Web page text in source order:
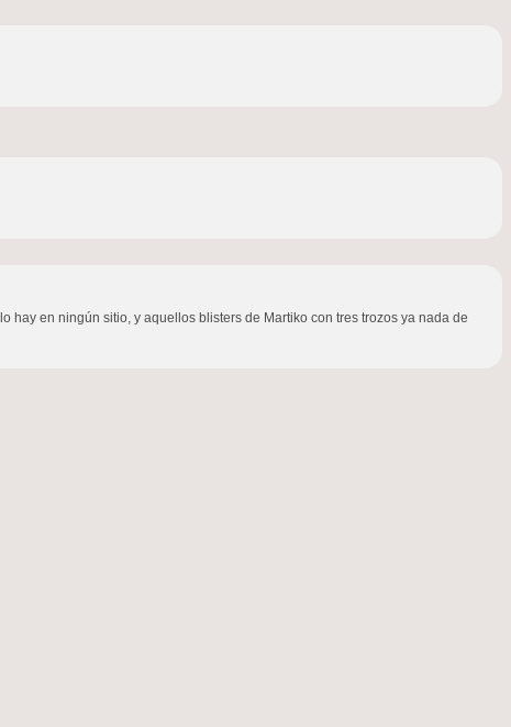
hay en ningún sitio, y aquellos blisters de Martiko con tres trozos ya nada de